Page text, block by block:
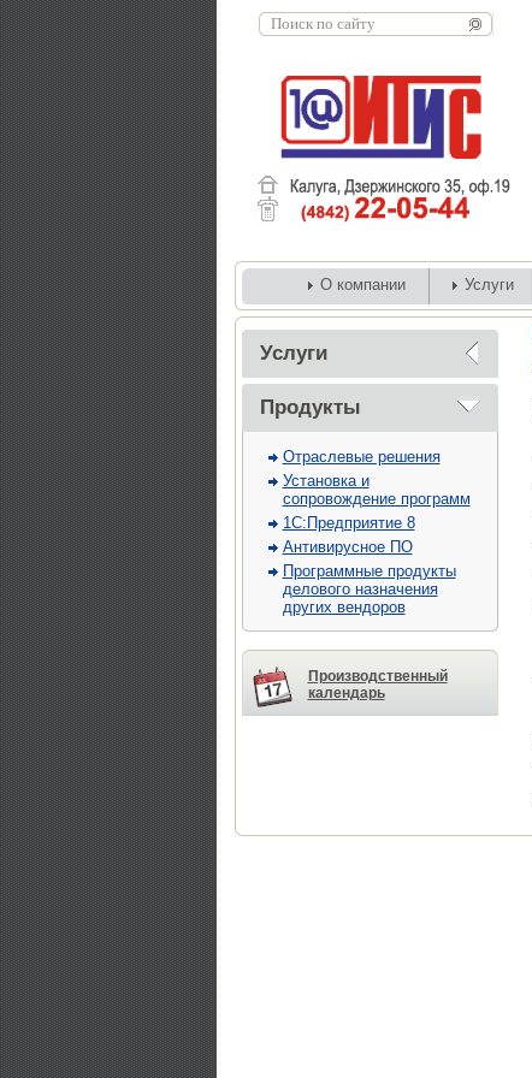
О компании Услуги
Услуги
Продукты
Отраслевые решения
Установка и
сопровождение программ
1С:Предприятие 8
Антивирусное ПО
Программные продукты
делового назначения
других вендоров
Производственный
календарь